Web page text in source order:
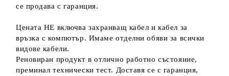
се продава с гаранция.
Цената НЕ включва захранващ кабел и кабел за
връзка с компютър. Имаме отделни обяви за всички
видове кабели.
Реновиран продукт в отлично работно състояние,
преминал технически тест. Доставя се с гаранция,